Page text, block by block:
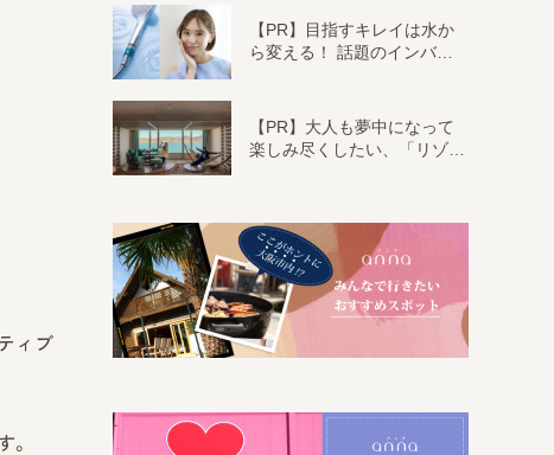
ィブ
。
【PR】目指すキレイは水か
ら変える！ 話題のインバ…
【PR】大人も夢中になって
楽しみ尽くしたい、「リゾ…